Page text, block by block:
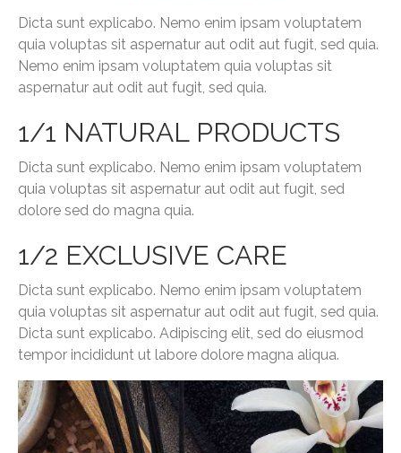
Dicta sunt explicabo. Nemo enim ipsam voluptatem
quia voluptas sit aspernatur aut odit aut fugit, sed quia.
Nemo enim ipsam voluptatem quia voluptas sit
aspernatur aut odit aut fugit, sed quia.
1/1 NATURAL PRODUCTS
Dicta sunt explicabo. Nemo enim ipsam voluptatem
quia voluptas sit aspernatur aut odit aut fugit, sed
dolore sed do magna quia.
1/2 EXCLUSIVE CARE
Dicta sunt explicabo. Nemo enim ipsam voluptatem
quia voluptas sit aspernatur aut odit aut fugit, sed quia.
Dicta sunt explicabo. Adipiscing elit, sed do eiusmod
tempor incididunt ut labore dolore magna aliqua.